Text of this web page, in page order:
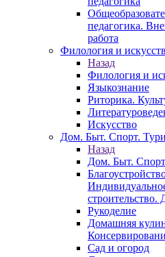
педагогика.
работа
Филология и
Назад
Филология и
Языкознание
Риторика.
Искусство
Дом. Быт. Спорт.
Назад
Дом. Быт.
строительство.
Рукоделие
Домашняя
Сад и огород